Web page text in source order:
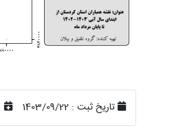
تاریخ ثبت : 1403/09/22